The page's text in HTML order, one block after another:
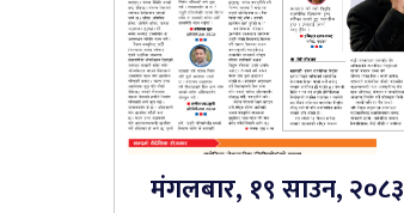
मंगलबार, १९ साउन, २०८३